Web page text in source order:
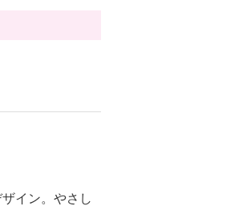
イン。やさし